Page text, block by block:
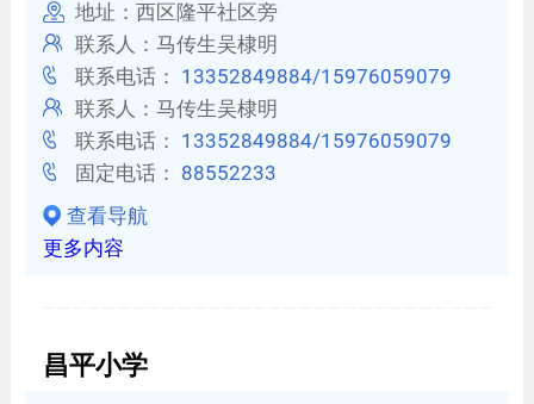
地址：西区隆平社区旁
联系人：马传生吴棣明
联系电话： 13352849884/15976059079
联系人：马传生吴棣明
联系电话： 13352849884/15976059079
固定电话： 88552233
查看导航
更多内容
昌平小学